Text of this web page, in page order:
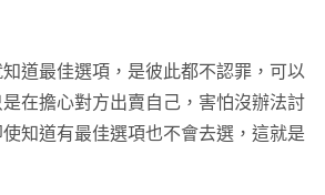
道最佳選項，是彼此都不認罪，可以
在擔心對方出賣自己，害怕沒辦法討
知道有最佳選項也不會去選，這就是